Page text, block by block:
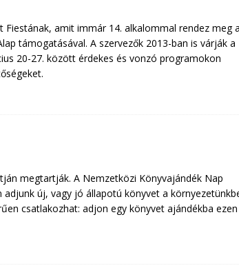
amit immár 14. alkalommal rendez meg
támogatásával. A szervezők 2013-ban is várják a
20-27. között érdekes és vonzó programokon
megtartják. A Nemzetközi Könyvajándék Nap
új, vagy jó állapotú könyvet a
csatlakozhat: adjon egy könyvet ajándékba ezen